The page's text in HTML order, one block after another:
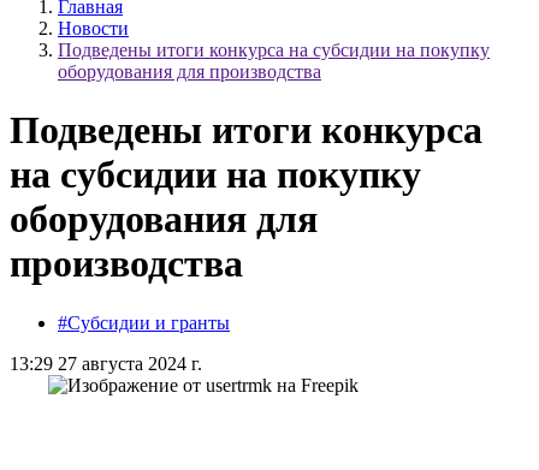
Главная
Новости
Подведены итоги конкурса на субсидии на покупку
оборудования для производства
Подведены итоги конкурса
на субсидии на покупку
оборудования для
производства
#Субсидии и гранты
13:29 27 августа 2024 г.